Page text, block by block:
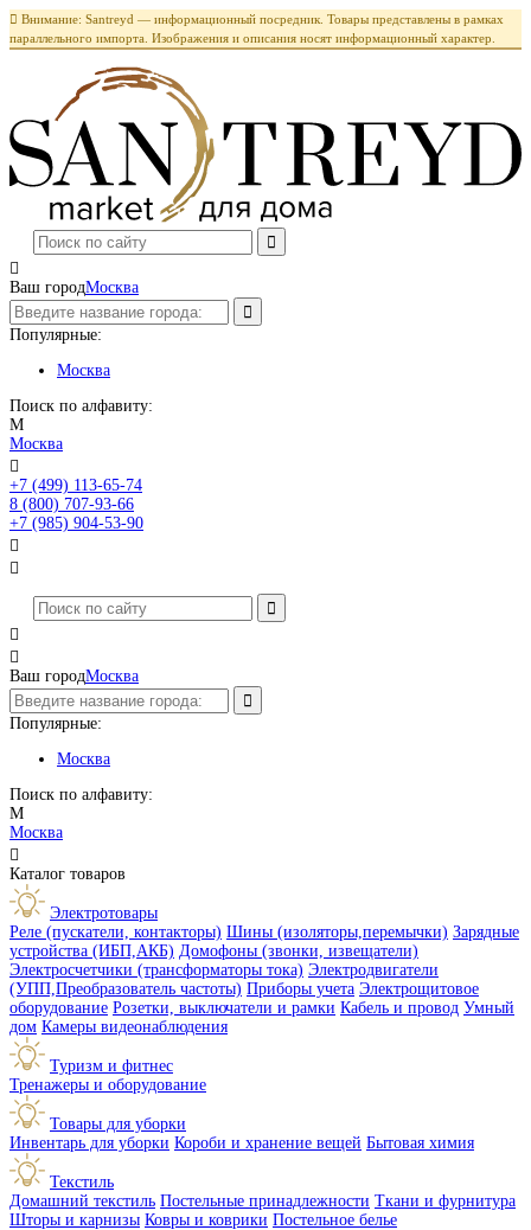
 Внимание: Santreyd — информационный посредник. Товары представлены в рамках
параллельного импорта. Изображения и описания носят информационный характер.

Ваш городМосква
Популярные:
Москва
Поиск по алфавиту:
М
Москва

+7 (499) 113-65-74
8 (800) 707-93-66
+7 (985) 904-53-90




Ваш городМосква
Популярные:
Москва
Поиск по алфавиту:
М
Москва

Каталог товаров
Электротовары
Реле (пускатели, контакторы) Шины (изоляторы,перемычки) Зарядные
устройства (ИБП,АКБ) Домофоны (звонки, извещатели)
Электросчетчики (трансформаторы тока) Электродвигатели
(УПП,Преобразователь частоты) Приборы учета Электрощитовое
оборудование Розетки, выключатели и рамки Кабель и провод Умный
дом Камеры видеонаблюдения
Туризм и фитнес
Тренажеры и оборудование
Товары для уборки
Инвентарь для уборки Короби и хранение вещей Бытовая химия
Текстиль
Домашний текстиль Постельные принадлежности Ткани и фурнитура
Шторы и карнизы Ковры и коврики Постельное белье